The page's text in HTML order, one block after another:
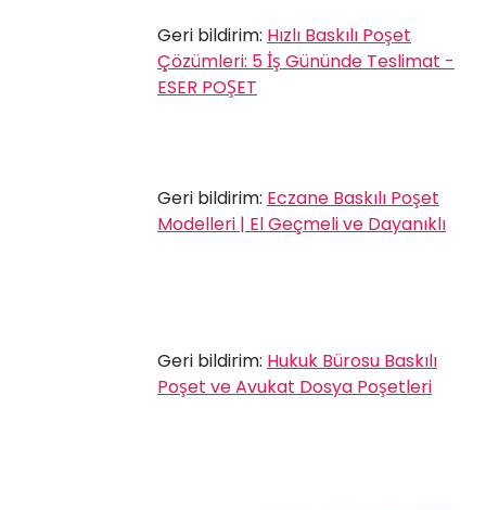
Geri bildirim: Hızlı Baskılı Poşet
Çözümleri: 5 İş Gününde Teslimat -
ESER POŞET
Geri bildirim: Eczane Baskılı Poşet
Modelleri | El Geçmeli ve Dayanıklı
Geri bildirim: Hukuk Bürosu Baskılı
Poşet ve Avukat Dosya Poşetleri